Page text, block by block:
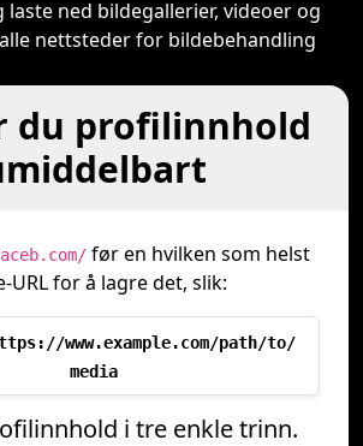
laste ned bildegallerier, videoer og
nettsteder for bildebehandling
du profilinnhold
før en hvilken som helst
URL for å lagre det, slik:
www.example.com/path/to/
media
i tre enkle trinn.